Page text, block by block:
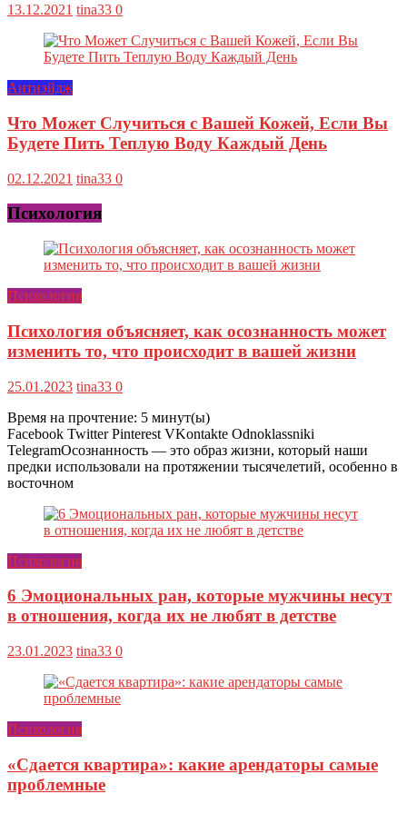
13.12.2021 tina33 0
Антиэйдж
Что Может Случиться с Вашей Кожей, Если Вы
Будете Пить Теплую Воду Каждый День
02.12.2021 tina33 0
Психология
Психология
Психология объясняет, как осознанность может
изменить то, что происходит в вашей жизни
25.01.2023 tina33 0
Время на прочтение: 5 минут(ы)
Facebook Twitter Pinterest VKontakte Odnoklassniki
TelegramОсознанность — это образ жизни, который наши
предки использовали на протяжении тысячелетий, особенно в
восточном
Психология
6 Эмоциональных ран, которые мужчины несут
в отношения, когда их не любят в детстве
23.01.2023 tina33 0
Психология
«Сдается квартира»: какие арендаторы самые
проблемные